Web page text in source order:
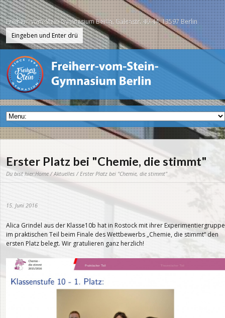
Freiherr-vom-Stein-Gymnasium Berlin, Galenstr. 40-44, 13597 Berlin
Erster Platz bei "Chemie, die stimmt"
Du bist hier:Home/Aktuelles/ Erster Platz bei "Chemie, die stimmt"
15. Juni 2016
Alica Grindel aus der Klasse10b hat in Rostock mit ihrer Experimentiergruppe
im praktischen Teil beim Finale des Wettbewerbs „Chemie, die stimmt“ den
ersten Platz belegt. Wir gratulieren ganz herzlich!